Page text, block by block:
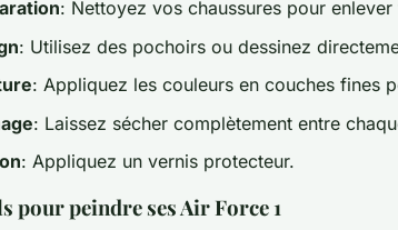
: Nettoyez vos chaussures pour enlever
: Utilisez des pochoirs ou dessinez
: Appliquez les couleurs en couches fines
: Laissez sécher complètement entre
: Appliquez un vernis protecteur.
pour peindre ses Air Force 1